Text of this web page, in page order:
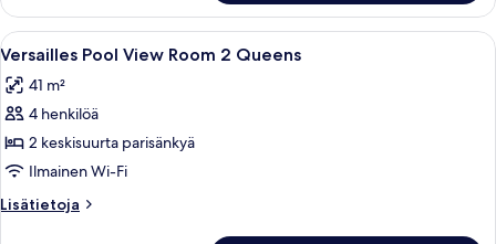
View
Room
King
Avaa
kaikki
huonetyypin
Versailles
Pool
View
Room
2
Hotellihuone, jossa on kaksi
4
Versailles Pool View Room 2 Queens
41 m²
4 henkilöä
2 keskisuurta parisänkyä
Ilmainen Wi-Fi
Lisätietoja
Lisätietoja